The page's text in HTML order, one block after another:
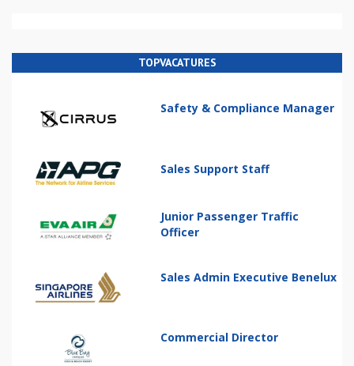
TOPVACATURES
Safety & Compliance Manager
Sales Support Staff
Junior Passenger Traffic
Officer
Sales Admin Executive Benelux
Commercial Director